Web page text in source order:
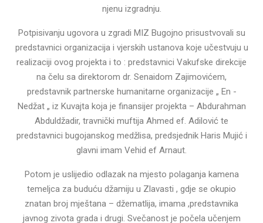
njenu izgradnju.
Potpisivanju ugovora u zgradi MIZ Bugojno prisustvovali su
predstavnici organizacija i vjerskih ustanova koje učestvuju u
realizaciji ovog projekta i to : predstavnici Vakufske direkcije
na čelu sa direktorom dr. Senaidom Zajimovićem,
predstavnik partnerske humanitarne organizacije „ En -
Nedžat „ iz Kuvajta koja je finansijer projekta – Abdurahman
Abduldžadir, travnički muftija Ahmed ef. Adilović te
predstavnici bugojanskog medžlisa, predsjednik Haris Mujić i
glavni imam Vehid ef Arnaut.
Potom je uslijedio odlazak na mjesto polaganja kamena
temeljca za buduću džamiju u Zlavasti , gdje se okupio
znatan broj mještana – džematlija, imama ,predstavnika
javnog zivota grada i drugi. Svečanost je počela učenjem